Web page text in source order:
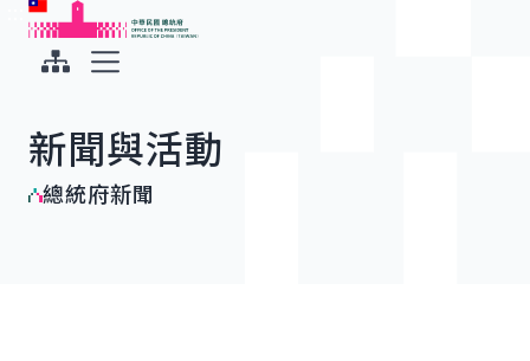
跳到主要內容
中華民國總統府
新聞與活動
總統府新聞